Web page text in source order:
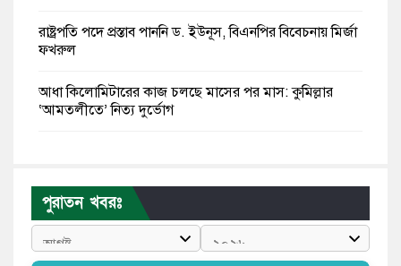
রাষ্ট্রপতি পদে প্রস্তাব পাননি ড. ইউনূস, বিএনপির বিবেচনায় মির্জা
ফখরুল
আধা কিলোমিটারের কাজ চলছে মাসের পর মাস: কুমিল্লার
‘আমতলীতে’ নিত্য দুর্ভোগ
পুলিশকে পিটিয়ে রক্তাক্ত করেছি এ দৃশ্য কি আপনারা দেখেননি:
এনসিপি নেতা
পুরাতন খবরঃ